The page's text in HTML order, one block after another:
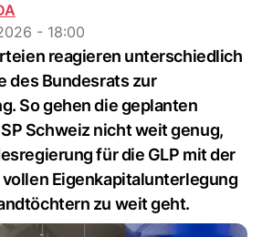
- 18:00
reagieren unterschiedlich
des Bundesrats zur
So gehen die geplanten
Schweiz nicht weit genug,
für die GLP mit der
Eigenkapitalunterlegung
zu weit geht.